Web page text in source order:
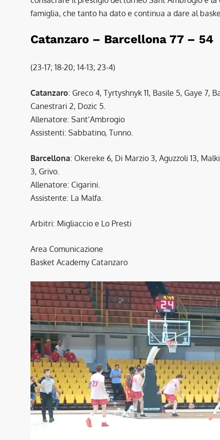
famiglia, che tanto ha dato e continua a dare al
Catanzaro – Barcellona 77 – 54
(23-17; 18-20; 14-13; 23-4)
Catanzaro: Greco 4, Tyrtyshnyk 11, Basile 5, Gaye 7,
Canestrari 2, Dozic 5.
Allenatore: Sant’Ambrogio
Assistenti: Sabbatino, Tunno.
Barcellona: Okereke 6, Di Marzio 3, Aguzzoli 13,
3, Grivo.
Allenatore: Cigarini.
Assistente: La Malfa.
Arbitri: Migliaccio e Lo Presti
Area Comunicazione
Basket Academy Catanzaro